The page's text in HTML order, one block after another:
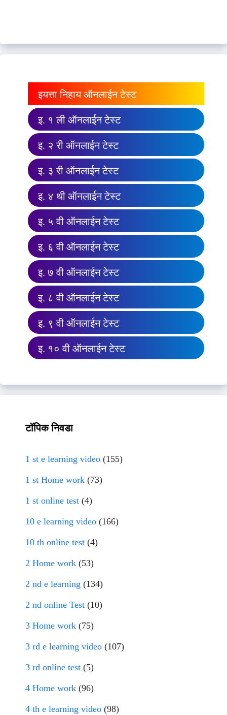
इयत्ता निहाय ऑनलाईन टेस्ट
इ. १ ली ऑनलाईन टेस्ट
इ. २ री ऑनलाईन टेस्ट
इ. ३ री ऑनलाईन टेस्ट
इ. ४ थी ऑनलाईन टेस्ट
इ. ५ वी ऑनलाईन टेस्ट
इ. ६ वी ऑनलाईन टेस्ट
इ. ७ वी ऑनलाईन टेस्ट
इ. ८ वी ऑनलाईन टेस्ट
इ. ९ वी ऑनलाईन टेस्ट
इ. १० वी ऑनलाईन टेस्ट
टॉपिक निवडा
1 st e learning video (155)
1 st Home work (73)
1 st online test (4)
10 e learning video (166)
10 th online test (4)
2 Home work (53)
2 nd e learning (134)
2 nd online Test (10)
3 Home work (75)
3 rd e learning video (107)
3 rd online test (5)
4 Home work (96)
4 th e learning video (98)